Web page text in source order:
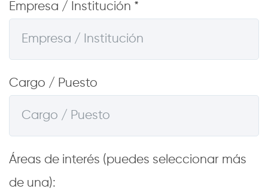
Empresa / Institución *
Cargo / Puesto
Áreas de interés (puedes seleccionar más
de una):